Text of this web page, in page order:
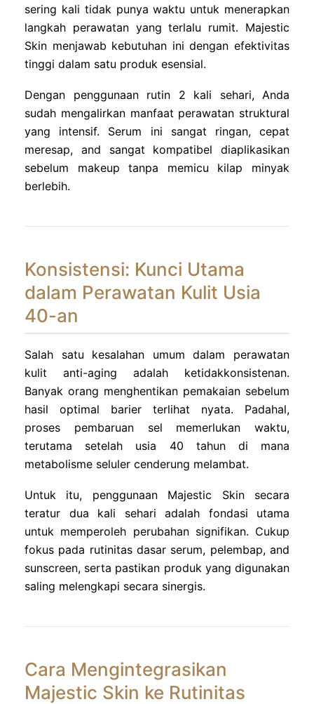
sering kali tidak punya waktu untuk menerapkan
langkah perawatan yang terlalu rumit. Majestic
Skin menjawab kebutuhan ini dengan efektivitas
tinggi dalam satu produk esensial.
Dengan penggunaan rutin 2 kali sehari, Anda
sudah mengalirkan manfaat perawatan struktural
yang intensif. Serum ini sangat ringan, cepat
meresap, and sangat kompatibel diaplikasikan
sebelum makeup tanpa memicu kilap minyak
berlebih.
Konsistensi: Kunci Utama
dalam Perawatan Kulit Usia
40-an
Salah satu kesalahan umum dalam perawatan
kulit anti-aging adalah ketidakkonsistenan.
Banyak orang menghentikan pemakaian sebelum
hasil optimal barier terlihat nyata. Padahal,
proses pembaruan sel memerlukan waktu,
terutama setelah usia 40 tahun di mana
metabolisme seluler cenderung melambat.
Untuk itu, penggunaan Majestic Skin secara
teratur dua kali sehari adalah fondasi utama
untuk memperoleh perubahan signifikan. Cukup
fokus pada rutinitas dasar serum, pelembap, and
sunscreen, serta pastikan produk yang digunakan
saling melengkapi secara sinergis.
Cara Mengintegrasikan
Majestic Skin ke Rutinitas